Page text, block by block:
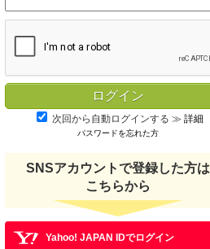
次回から自動ログインする ≫ 詳細
パスワードを忘れた方
SNSアカウントで登録した方は
こちらから
Yahoo! JAPAN IDでログイン